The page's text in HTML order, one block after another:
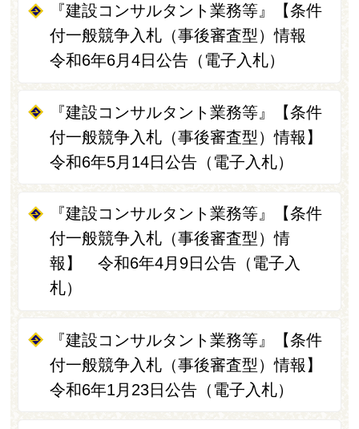
『建設コンサルタント業務等』【条件
付一般競争入札（事後審査型）情報
令和6年6月4日公告（電子入札）
『建設コンサルタント業務等』【条件
付一般競争入札（事後審査型）情報】
令和6年5月14日公告（電子入札）
『建設コンサルタント業務等』【条件
付一般競争入札（事後審査型）情
報】 令和6年4月9日公告（電子入
札）
『建設コンサルタント業務等』【条件
付一般競争入札（事後審査型）情報】
令和6年1月23日公告（電子入札）